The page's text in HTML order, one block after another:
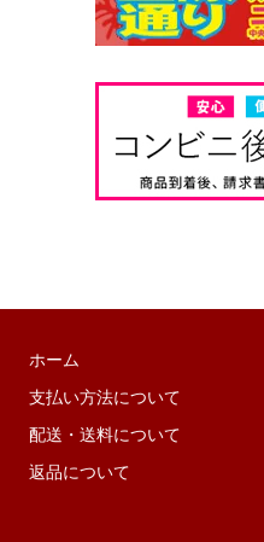
ホーム
支払い方法について
配送・送料について
返品について